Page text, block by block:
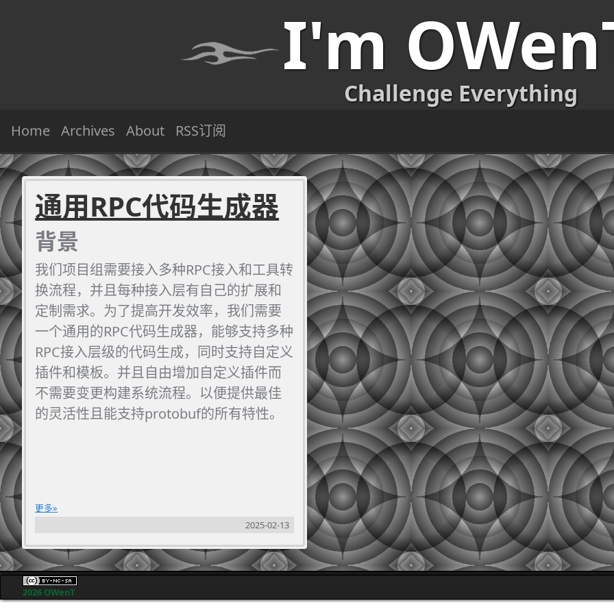
I'm
Challenge Everything
Home Archives About RSS订阅
通用RPC代码生成器
背景
我们项目组需要接入多种RPC接入和工具转
换流程，并且每种接入层有自己的扩展和
定制需求。为了提高开发效率，我们需要
一个通用的RPC代码生成器，能够支持多种
RPC接入层级的代码生成，同时支持自定义
插件和模板。并且自由增加自定义插件而
不需要变更构建系统流程。以便提供最佳
的灵活性且能支持protobuf的所有特性。
更多
2025-02-13
2026 OWenT